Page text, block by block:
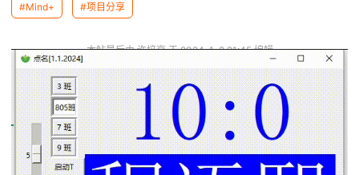
#Mind+ #项目分享
本帖最后由 许培享 于 2024-1-2 21:45 编辑